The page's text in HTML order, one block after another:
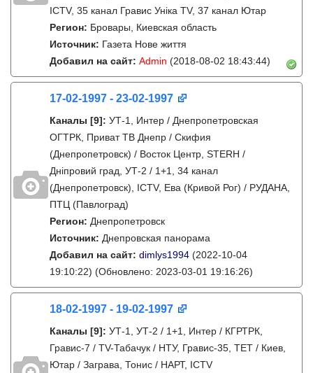
ICTV, 35 канал Гравис Унiка TV, 37 канал Ютар
Регион: Бровары, Киевская область
Источник: Газета Нове життя
Добавил на сайт: Admin (2018-08-02 18:43:44)
17-02-1997 - 23-02-1997
Каналы [9]: УТ-1, Интер / Днепропетровская
ОГТРК, Приват ТВ Днепр / Скифия
(Днепропетровск) / Восток Центр, STERH /
Дніпровий град, УТ-2 / 1+1, 34 канал
(Днепропетровск), ICTV, Ева (Кривой Рог) / РУДАНА,
ПТЦ (Павлоград)
Регион: Днепропетровск
Источник: Днепровская панорама
Добавил на сайт: dimlys1994 (2022-10-04
19:10:22) (Обновлено: 2023-03-01 19:16:26)
18-02-1997 - 19-02-1997
Каналы [9]: УТ-1, УТ-2 / 1+1, Интер / КГРТРК,
Гравис-7 / TV-Табачук / НТУ, Гравис-35, ТЕТ / Киев,
Ютар / Заграва, Тонис / НАРТ, ICTV